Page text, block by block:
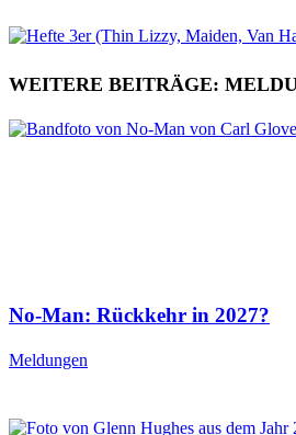
WEITERE BEITRÄGE:
No-Man: Rückkehr in 2027?
Meldungen